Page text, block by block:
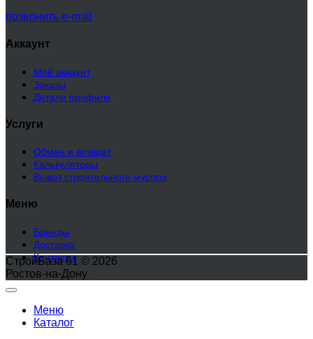
позвонить e-mail
Аккаунт
Мой аккаунт
Заказы
Детали профиля
Услуги
Обмен и возврат
Калькуляторы
Вывоз строительного мусора
Меню
Бренды
Доставка
Контакты
СтройБаза 61 © 2026
Ростов-на-Дону
Меню
Каталог